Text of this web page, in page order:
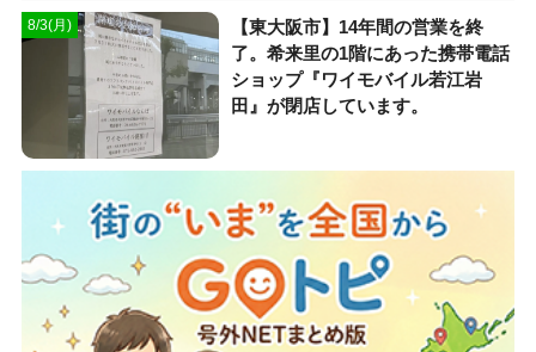
8/3(月)
【東大阪市】14年間の営業を終
了。希来里の1階にあった携帯電話
ショップ『ワイモバイル若江岩
田』が閉店しています。